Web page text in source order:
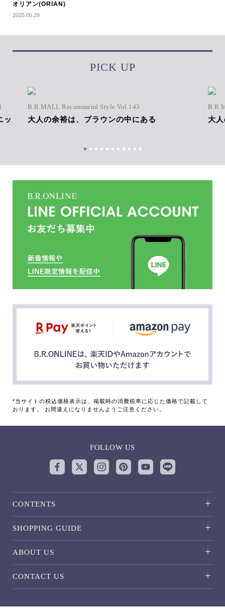
オリアン(ORIAN)
2025.06.29
PICK UP
ッ
B.R.MALL Recommend Style Vol.143
大人の余裕は、ブラウンの中にある 大
*当サイトの税込価格表示は、掲載時の消費税率に応じた価格で記載して
おります。 お間違えになりませんようご注意ください。
FOLLOW US
CONTENTS
SHOPPING GUIDE
ABOUT US
CONTACT US